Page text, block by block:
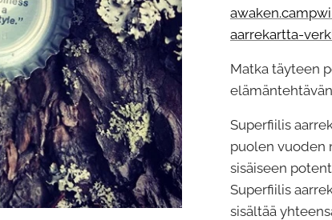
aarrekartta-
Matka täyteen
Superfiilis
puolen vuoden
sisäiseen
Superfiilis
sisältää